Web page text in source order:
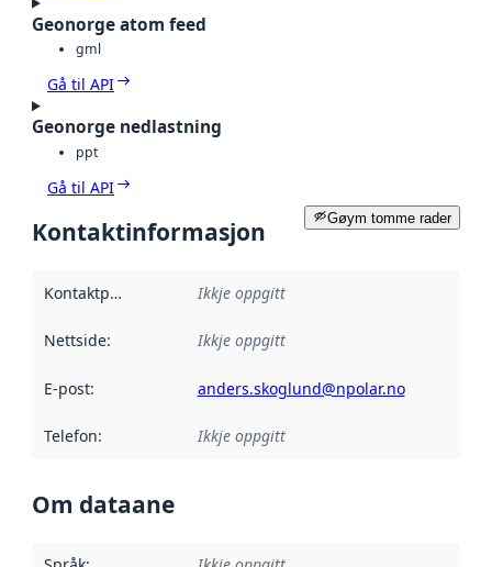
Geonorge atom feed
gml
Gå til API
Geonorge nedlastning
ppt
Gå til API
Gøym tomme rader
Kontaktinformasjon
Kontaktpunkt Ikkje oppgitt
Nettside: Ikkje oppgitt
E-post: anders.skoglund@npolar.no
Telefon: Ikkje oppgitt
Om dataane